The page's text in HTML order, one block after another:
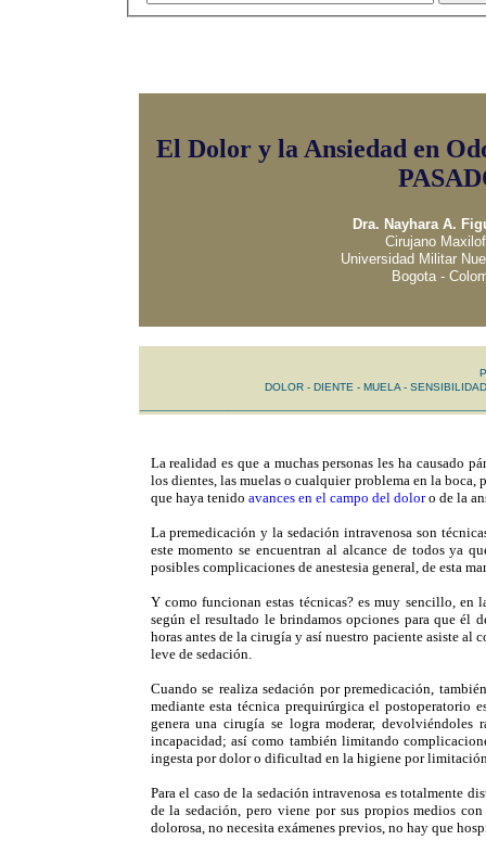
El Dolor y la Ansiedad en
Dra. Nayhara A.
Cirujano
Universidad Militar
Bogota -
DOLOR - DIENTE - MUELA - SENSIBILIDAD
La realidad es que a muchas personas les ha causado
los dientes, las muelas o cualquier problema en la
que haya tenido avances en el campo del doloro de la
La premedicación y la sedación intravenosa son
este momento se encuentran al alcance de todos ya
posibles complicaciones de anestesia general, de esta
Y como funcionan estas técnicas? es muy sencillo, en
según el resultado le brindamos opciones para que él
horas antes de la cirugía y así nuestro paciente asiste
leve de sedación.
Cuando se realiza sedación por premedicación,
mediante esta técnica prequirúrgica el postoperatorio
genera una cirugía se logra moderar,
incapacidad; así como también limitando
ingesta por dolor o dificultad en la higiene por
Para el caso de la sedación intravenosa es totalmente
de la sedación, pero viene por sus propios medios
dolorosa, no necesita exámenes previos, no hay que